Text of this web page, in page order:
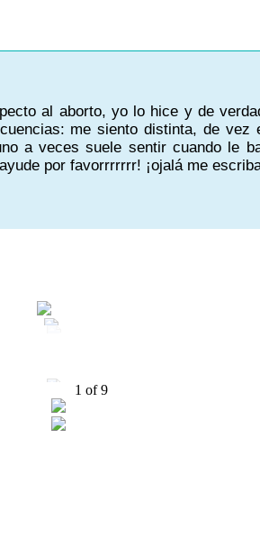
al aborto, yo lo hice y de
me siento distinta, de
a veces suele sentir cuando le
por favorrrrrrr! ¡ojalá me
1 of9